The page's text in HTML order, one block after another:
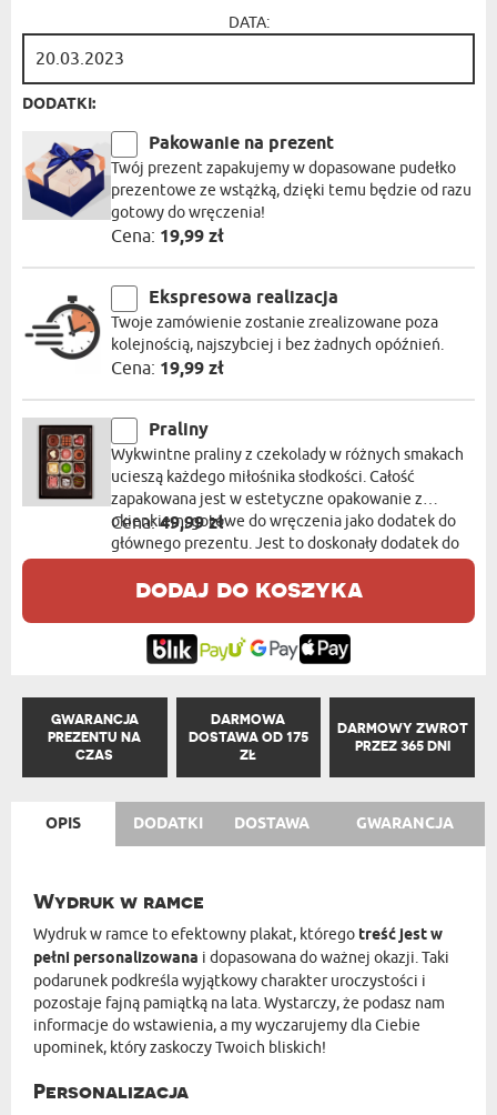
DATA:
DODATKI:
Pakowanie na prezent
Twój prezent zapakujemy w dopasowane pudełko
prezentowe ze wstążką, dzięki temu będzie od razu
gotowy do wręczenia!
Cena: 19,99 zł
Ekspresowa realizacja
Twoje zamówienie zostanie zrealizowane poza
kolejnością, najszybciej i bez żadnych opóźnień.
Cena: 19,99 zł
Praliny
Wykwintne praliny z czekolady w różnych smakach
ucieszą każdego miłośnika słodkości. Całość
zapakowana jest w estetyczne opakowanie z
okienkiem, gotowe do wręczenia jako dodatek do
głównego prezentu. Jest to doskonały dodatek do
Cena:49,99 zł
dodaj do koszyka
GWARANCJA
PREZENTU NA
CZAS
DARMOWA
DOSTAWA OD 175
ZŁ
DARMOWY ZWROT
PRZEZ 365 DNI
OPIS DODATKI DOSTAWA GWARANCJA
Wydruk w ramce
Wydruk w ramce to efektowny plakat, którego treść jest w
pełni personalizowana i dopasowana do ważnej okazji. Taki
podarunek podkreśla wyjątkowy charakter uroczystości i
pozostaje fajną pamiątką na lata. Wystarczy, że podasz nam
informacje do wstawienia, a my wyczarujemy dla Ciebie
upominek, który zaskoczy Twoich bliskich!
Personalizacja